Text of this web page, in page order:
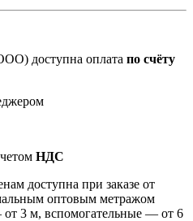
доступна оплата по счёту
НДС
доступна при заказе от
оптовым метражом
3 м, вспомогательные — от 6